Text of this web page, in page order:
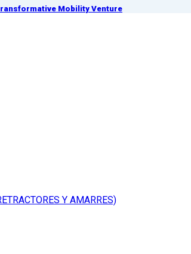
Mobility Venture
Y AMARRES)